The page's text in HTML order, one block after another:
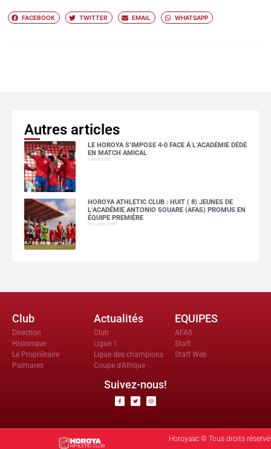
FACEBOOK TWITTER EMAIL WHATSAPP
Autres articles
LE HOROYA S’IMPOSE 4-0 FACE À L’ACADÉMIE DÉDÉ
EN MATCH AMICAL
2 août 2026
HOROYA ATHLETIC CLUB : HUIT ( 8) JEUNES DE
L’ACADÉMIE ANTONIO SOUARE (AFAS) PROMUS EN
ÉQUIPE PREMIÈRE
29 juillet 2026
Club
Direction
Historique
Le Propriètaire
Palmares
Actualités
Club
Ligue 1
Ligue des champions
Coupe d'Afrique
EQUIPES
AFAS
Staff
Staff Web
Suivez-nous!
Horoyaac © Tous droits